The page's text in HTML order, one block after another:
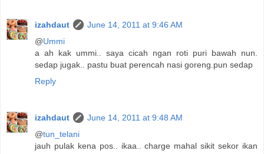
izahdaut
June 14, 2011 at 9:46 AM
@Ummi
a ah kak ummi.. saya cicah ngan roti puri bawah nun.
sedap jugak.. pastu buat perencah nasi goreng.pun sedap
Reply
izahdaut
June 14, 2011 at 9:48 AM
@tun_telani
jauh pulak kena pos.. ikaa.. charge mahal sikit sekor ikan